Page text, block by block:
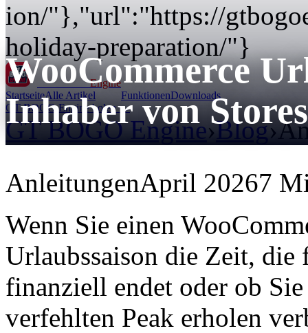
ion/"},"url":"https://
holiday-preparation/"}
GT BOGOEngine
StartseiteAlle Artikel FunktionenDownloads
GT BOGO Engine holen →
GT BOGO Engine›Blog›
WooCommerce
Inhaber von Stores
AnleitungenApril 20267
Wenn Sie einen
Urlaubssaison die Zeit, die
finanziell endet oder ob
verfehlten Peak erholen